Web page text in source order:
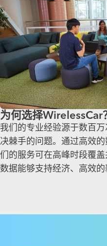
为何选择WirelessCar
我们的专业经验源于数百
决棘手的问题。通过高效
们的服务可在高峰时段覆
数据能够支持经济、高效的